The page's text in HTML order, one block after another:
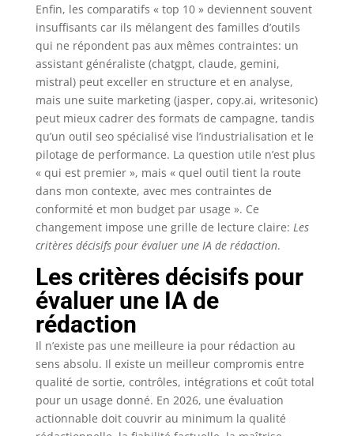
Enfin, les comparatifs « top 10 » deviennent souvent
insuffisants car ils mélangent des familles d’outils
qui ne répondent pas aux mêmes contraintes: un
assistant généraliste (chatgpt, claude, gemini,
mistral) peut exceller en structure et en analyse,
mais une suite marketing (jasper, copy.ai, writesonic)
peut mieux cadrer des formats de campagne, tandis
qu’un outil seo spécialisé vise l’industrialisation et le
pilotage de performance. La question utile n’est plus
« qui est premier », mais « quel outil tient la route
dans mon contexte, avec mes contraintes de
conformité et mon budget par usage ». Ce
changement impose une grille de lecture claire: Les
critères décisifs pour évaluer une IA de rédaction.
Les critères décisifs pour
évaluer une IA de
rédaction
Il n’existe pas une meilleure ia pour rédaction au
sens absolu. Il existe un meilleur compromis entre
qualité de sortie, contrôles, intégrations et coût total
pour un usage donné. En 2026, une évaluation
actionnable doit couvrir au minimum la qualité